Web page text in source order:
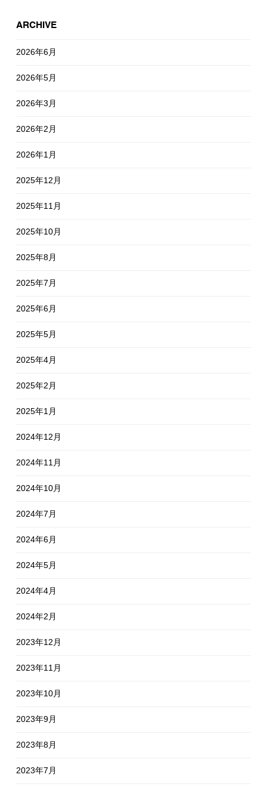
ARCHIVE
2026年6月
2026年5月
2026年3月
2026年2月
2026年1月
2025年12月
2025年11月
2025年10月
2025年8月
2025年7月
2025年6月
2025年5月
2025年4月
2025年2月
2025年1月
2024年12月
2024年11月
2024年10月
2024年7月
2024年6月
2024年5月
2024年4月
2024年2月
2023年12月
2023年11月
2023年10月
2023年9月
2023年8月
2023年7月